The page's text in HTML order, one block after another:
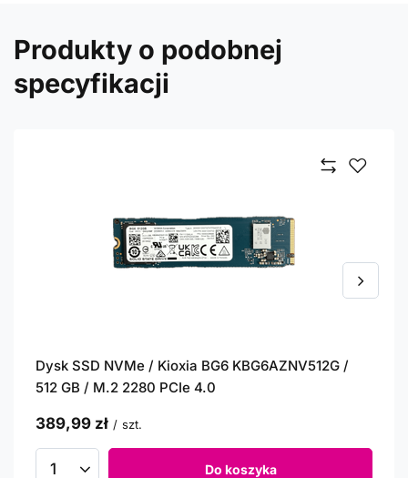
Produkty o podobnej
specyfikacji
Dysk SSD NVMe / Kioxia BG6 KBG6AZNV512G /
512 GB / M.2 2280 PCIe 4.0
389,99 zł / szt.
Do koszyka